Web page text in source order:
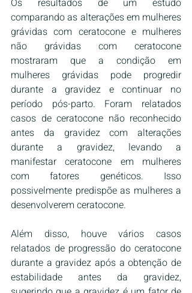
Os resultados de um estudo
comparando as alterações em mulheres
grávidas com ceratocone e mulheres
não grávidas com ceratocone
mostraram que a condição em
mulheres grávidas pode progredir
durante a gravidez e continuar no
período pós-parto. Foram relatados
casos de ceratocone não reconhecido
antes da gravidez com alterações
durante a gravidez, levando a
manifestar ceratocone em mulheres
com fatores genéticos. Isso
possivelmente predispõe as mulheres a
desenvolverem ceratocone.
Além disso, houve vários casos
relatados de progressão do ceratocone
durante a gravidez após a obtenção de
estabilidade antes da gravidez,